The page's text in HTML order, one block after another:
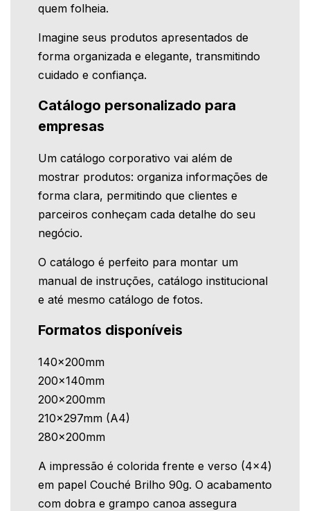
quem folheia.
Imagine seus produtos apresentados de
forma organizada e elegante, transmitindo
cuidado e confiança.
Catálogo personalizado para
empresas
Um catálogo corporativo vai além de
mostrar produtos: organiza informações de
forma clara, permitindo que clientes e
parceiros conheçam cada detalhe do seu
negócio.
O catálogo é perfeito para montar um
manual de instruções, catálogo institucional
e até mesmo catálogo de fotos.
Formatos disponíveis
140x200mm
200x140mm
200x200mm
210x297mm (A4)
280x200mm
A impressão é colorida frente e verso (4x4)
em papel Couché Brilho 90g. O acabamento
com dobra e grampo canoa assegura